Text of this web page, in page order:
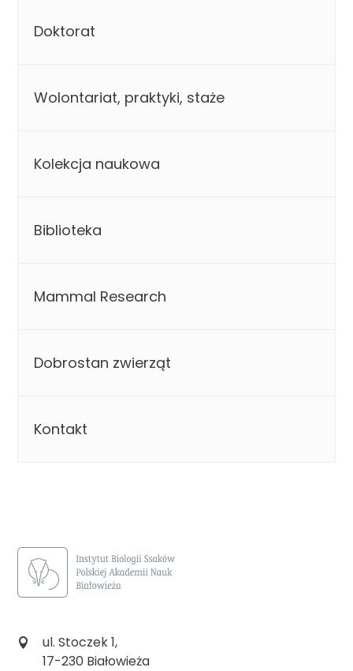
Doktorat
Wolontariat, praktyki, staże
Kolekcja naukowa
Biblioteka
Mammal Research
Dobrostan zwierząt
Kontakt
ul. Stoczek 1,
17-230 Białowieża